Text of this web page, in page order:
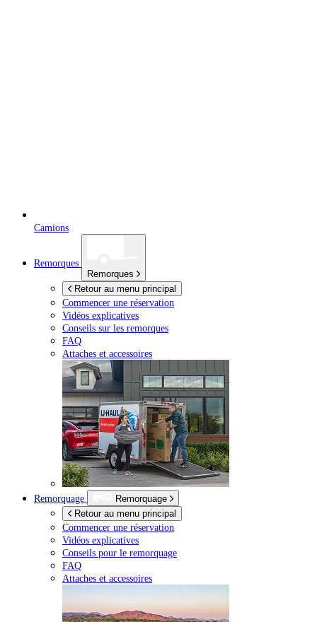
Camions
Remorques
Remorques
Retour au menu principal
Commencer une réservation
Vidéos explicatives
Conseils sur les remorques
FAQ
Attaches et accessoires
Remorquage
Remorquage
Retour au menu principal
Commencer une réservation
Vidéos explicatives
Conseils pour le remorquage
FAQ
Attaches et accessoires